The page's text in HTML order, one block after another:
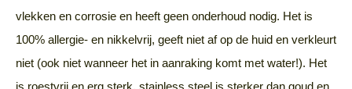
vlekken en corrosie en heeft geen onderhoud nodig. Het is
100% allergie- en nikkelvrij, geeft niet af op de huid en verkleurt
niet (ook niet wanneer het in aanraking komt met water!). Het
is roestvrij en erg sterk, stainless steel is sterker dan goud en